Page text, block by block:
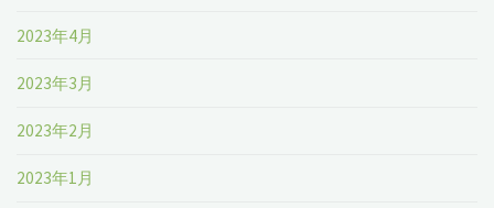
2023年4月
2023年3月
2023年2月
2023年1月